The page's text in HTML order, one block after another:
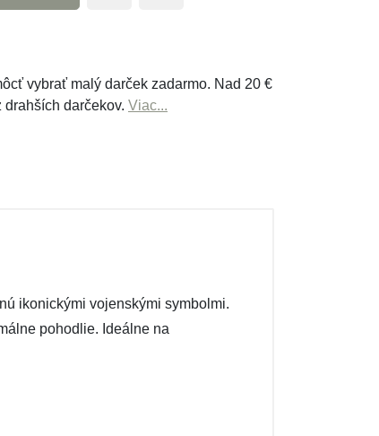
vybrať malý darček zadarmo. Nad 20 €
darčekov. Viac...
ikonickými vojenskými symbolmi.
pohodlie. Ideálne na